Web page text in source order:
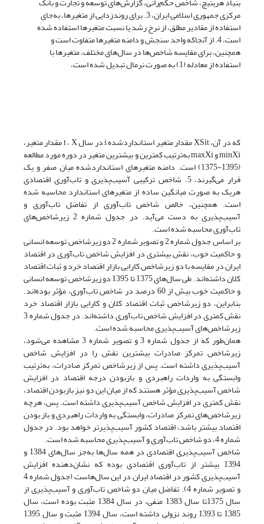
مرکزی جمهوری اسلامی ایران، 3. برای روندزدایی از متغیرها، به‌جای
استفاده از مقادیر مطلق، از نرخ رشد یا نسبت متغیرها استفاده شده
است، 4. از آنجاکه واحد سنجش و دامنه متغیرها متفاوت است و
همچنین، برای مقایسه شاخص‌ها در سال‌های مختلف، متغیرها با
استفاده از معادله (1) به صورت نرمال تبدیل شده است،
که در آن، XSit مقدار متغیر استانداردشده i در سال t ، X مقدار متغیر،
minXi و maxXi به‌ترتیب کمترین و بیشترین متغیر در دوره مورد مطالعه
(1395-1375) است. دامنه متغیرهای استانداردشده میان صفر و یک
قرار می‌گیرند، 5. شاخص ترکیبی آسیب‌پذیری و تاب‌آوری اقتصادی
هریک به صورت میانگین ساده از متغیرهای استاندارد محاسبه شده
است. همچنین، خالص شاخص تاب‌آوری از تفاضل تاب‌آوری و
آسیب‌پذیری به دست می‌آید. در جدول شماره 2 زیرشاخص‌های
تاب‌آوری محاسبه شده است.
بر اساس جدول شماره 2 و تصویر شماره 2 دو زیرشاخص توسعه انسانی
و حاکمیت خوب، نقش بیشتری در افزایش شاخص تاب‌آوری در اقتصاد
ایران در مقایسه با دو زیرشاخص کارایی بازار اقتصاد خرد و ثبات اقتصاد
کلان داشته‌اند. طی سال‌های 1375 تا 1395 دو زیرشاخص توسعه انسانی
و حاکمیت خوب بیش از 60 درصد در شاخص تاب‌آوری، مؤثر بوده‌اند.
بنابراین، دو زیرشاخص ثبات اقتصاد کلان و کارایی بازار اقتصاد خرد
نقش کمتری در افزایش شاخص تاب‌آوری داشته‌اند. در جدول شماره 3
زیرشاخص‌های آسیب‌پذیری محاسبه شده است.
همان‌طور که از جدول شماره 3 و تصویر شماره 3 مشاهده می‌شود،
زیرشاخص تمرکز صادرات بیشترین نقش را در افزایش شاخص
آسیب‌پذیری داشته است. پس از زیرشاخص تمرکز صادرات، به‌ترتیب
وابستگی به واردات راهبردی و بازبودن درجه اقتصاد در افزایش
شاخص آسیب‌پذیری مؤثر هستند که از میان این دو نیز بازبودن اقتصاد،
نقش کمتری در افزایش شاخص آسیب‌پذیری داشته است. پس، هرچه
زیرشاخص‌های تمرکز صادرات، وابستگی به واردات راهبردی و باز بودن
اقتصاد بیشتر باشد، اقتصاد کشور آسیب‌پذیرتر خواهد بود. در جدول
شماره 4، دو شاخص تاب‌آوری و آسیب‌پذیری محاسبه شده است.
شاخص آسیب‌پذیری اقتصادی در همه سال‌ها به‌جز سال‌های 1384 و
1394 بیشتر از تاب‌آوری اقتصادی بوده که نشان‌دهنده افزایش
آسیب‌پذیری کشور در اقتصاد ایران در این سال‌هاست (جدول شماره 4
و تصویر شماره 4). تفاضل میان دو شاخص تاب‌آوری و آسیب‌پذیری از
سال 1375تا سال 1383 منفی، در سال 1384 مثبت بوده است، سال
1385 تا 1393 روند نزولی داشته است، سال 1394 مثبت و سال 1395